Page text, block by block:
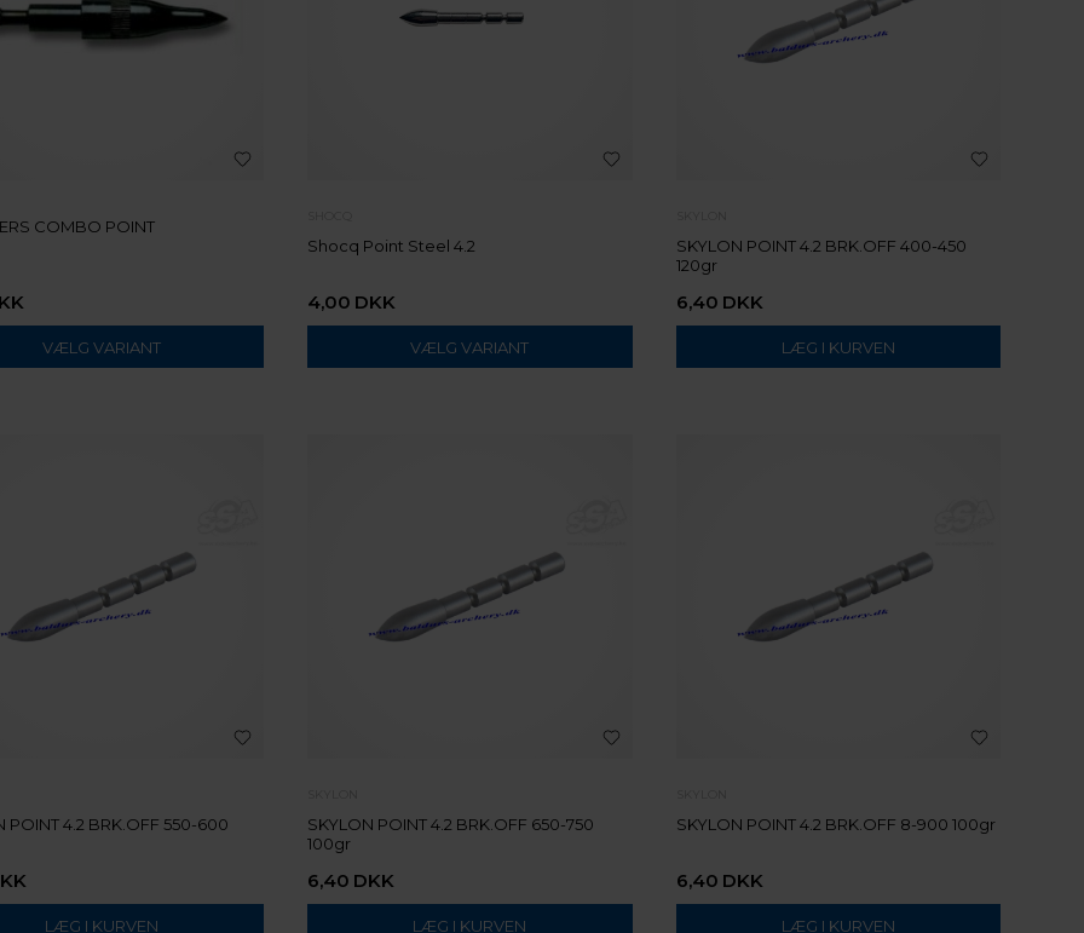
COMBO POINT
VÆLG VARIANT
Shocq Point Steel 4.2
4,00 DKK
VÆLG VARIANT
SKYLON POINT 4.2 BRK.OFF 400-450
120gr
6,40 DKK
POINT 4.2 BRK.OFF 550-600
SKYLON POINT 4.2 BRK.OFF 650-750
100gr
6,40 DKK
SKYLON POINT 4.2 BRK.OFF 8-900 100gr
6,40 DKK